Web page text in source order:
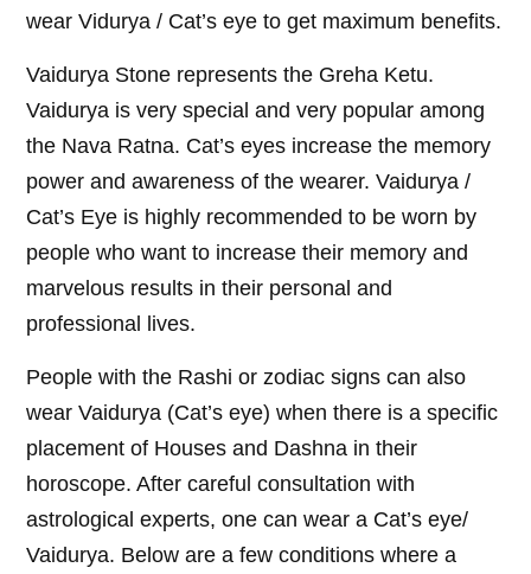
wear Vidurya / Cat’s eye to get maximum benefits.
Vaidurya Stone represents the Greha Ketu.
Vaidurya is very special and very popular among
the Nava Ratna. Cat’s eyes increase the memory
power and awareness of the wearer. Vaidurya /
Cat’s Eye is highly recommended to be worn by
people who want to increase their memory and
marvelous results in their personal and
professional lives.
People with the Rashi or zodiac signs can also
wear Vaidurya (Cat’s eye) when there is a specific
placement of Houses and Dashna in their
horoscope. After careful consultation with
astrological experts, one can wear a Cat’s eye/
Vaidurya. Below are a few conditions where a